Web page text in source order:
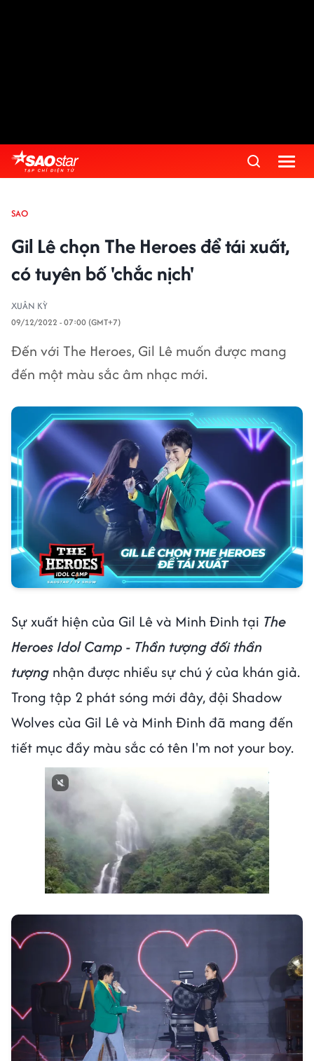
SAO
Gil Lê chọn The Heroes để tái xuất,
có tuyên bố 'chắc nịch'
XUÂN KỲ
09/12/2022 - 07:00 (GMT+7)
Đến với The Heroes, Gil Lê muốn được mang
đến một màu sắc âm nhạc mới.
Sự xuất hiện của Gil Lê và Minh Đinh tại The
Heroes Idol Camp - Thần tượng đối thần
tượng nhận được nhiều sự chú ý của khán giả.
Trong tập 2 phát sóng mới đây, đội Shadow
Wolves của Gil Lê và Minh Đinh đã mang đến
tiết mục đầy màu sắc có tên I'm not your boy.